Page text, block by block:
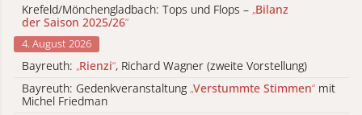
Krefeld/Mönchengladbach: Tops und Flops – „Bilanz
der Saison 2025/26“
4. August 2026
Bayreuth: „Rienzi“, Richard Wagner (zweite Vorstellung)
Bayreuth: Gedenkveranstaltung „Verstummte Stimmen“ mit
Michel Friedman